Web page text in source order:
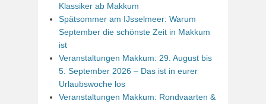
Klassiker ab Makkum
Spätsommer am IJsselmeer: Warum
September die schönste Zeit in Makkum
ist
Veranstaltungen Makkum: 29. August bis
5. September 2026 – Das ist in eurer
Urlaubswoche los
Veranstaltungen Makkum: Rondvaarten &